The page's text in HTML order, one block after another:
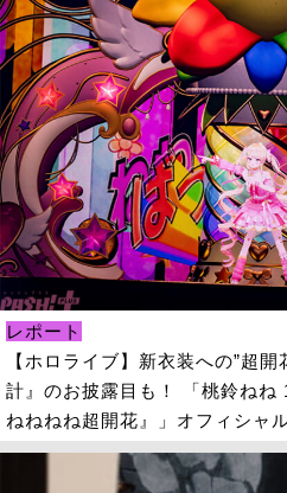
レポート
【ホロライブ】新衣装への”超
計』のお披露目も！ 「桃鈴ね
ねねねね超開花』」オフィシャ